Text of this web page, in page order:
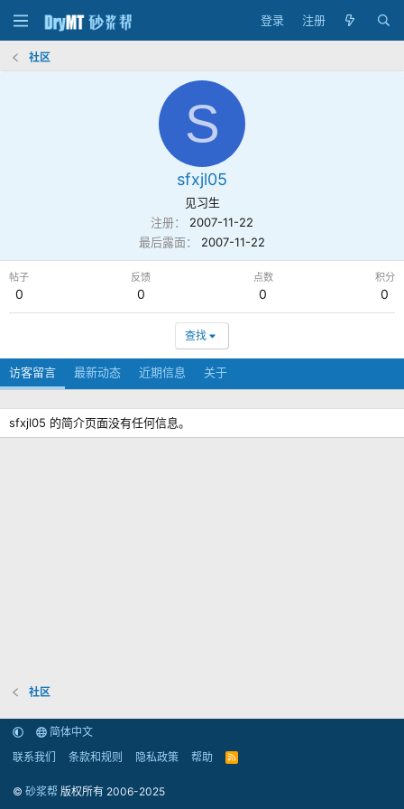
登录 注册
社区
S
sfxjl05
见习生
注册
2007-11-22
最后露面
2007-11-22
帖子
0
反馈
0
点数
0
积分
0
查找
访客留言 最新动态 近期信息 关于
sfxjl05 的简介页面没有任何信息。
社区
简体中文
联系我们
条款和规则 隐私政策 帮助
R
© 砂浆帮 版权所有 2006-2025